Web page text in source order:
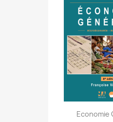
Economie